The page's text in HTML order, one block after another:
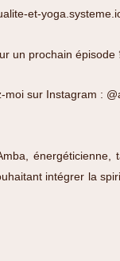
et-
un prochain épisode
moi sur Instagram :
énergéticienne,
intégrer la